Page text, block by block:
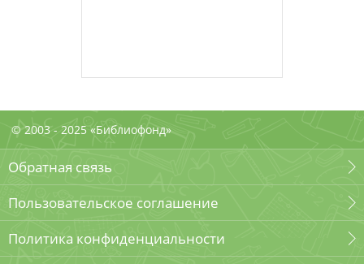
© 2003 - 2025 «Библиофонд»
Обратная связь
Пользовательское соглашение
Политика конфиденциальности